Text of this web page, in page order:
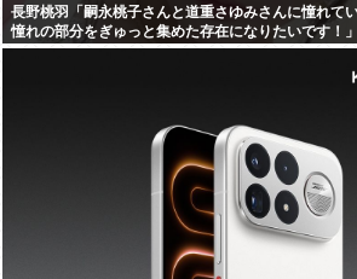
長野桃羽「嗣永桃子さんと道重さゆみさんに憧れて
憧れの部分をぎゅっと集めた存在になりたいです！」